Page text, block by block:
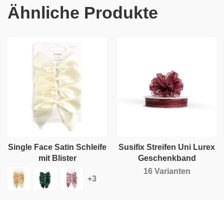
Ähnliche Produkte
Single Face Satin Schleife
mit Blister
Susifix Streifen Uni Lurex
Geschenkband
16 Varianten